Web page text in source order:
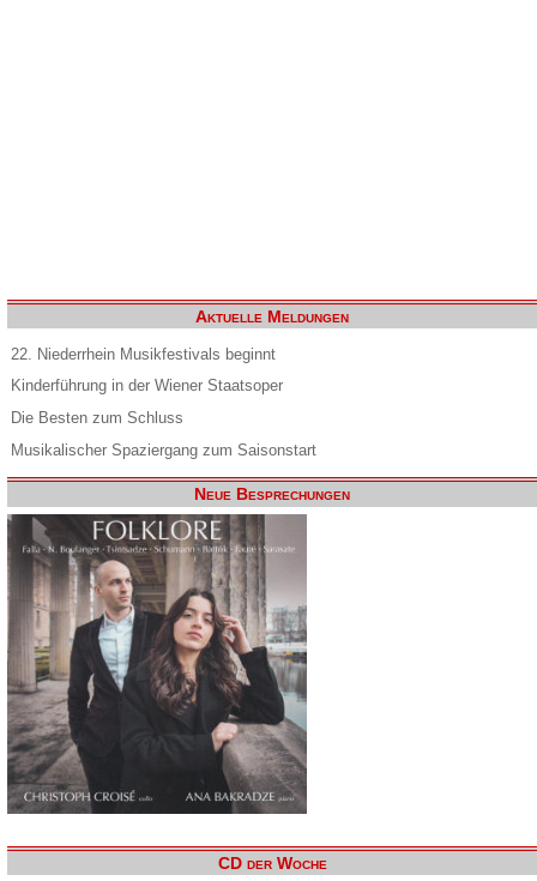
Aktuelle Meldungen
22. Niederrhein Musikfestivals beginnt
Kinderführung in der Wiener Staatsoper
Die Besten zum Schluss
Musikalischer Spaziergang zum Saisonstart
Neue Besprechungen
CD der Woche